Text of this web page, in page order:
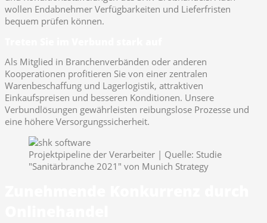
wollen Endabnehmer Verfügbarkeiten und Lieferfristen
bequem prüfen können.
Als Mitglied in Branchenverbänden oder anderen
Kooperationen profitieren Sie von einer zentralen
Warenbeschaffung und Lagerlogistik, attraktiven
Einkaufspreisen und besseren Konditionen. Unsere
Verbundlösungen gewährleisten reibungslose Prozesse und
eine höhere Versorgungssicherheit.
Projektpipeline der Verarbeiter | Quelle: Studie
"Sanitärbranche 2021" von Munich Strategy